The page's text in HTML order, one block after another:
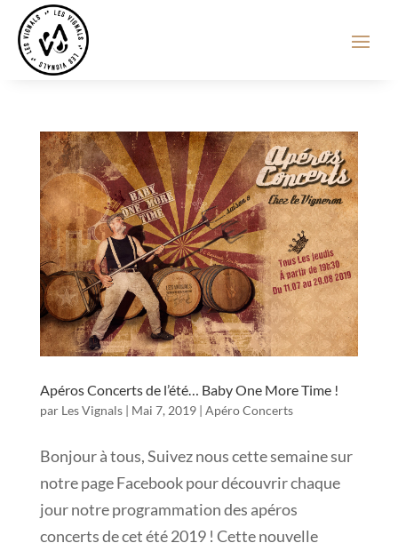
Apéros Concerts de l’été… Baby One More Time !
par Les Vignals| Mai 7, 2019| Apéro Concerts
Bonjour à tous, Suivez nous cette semaine sur
notre page Facebook pour découvrir chaque
jour notre programmation des apéros
concerts de cet été 2019 ! Cette nouvelle